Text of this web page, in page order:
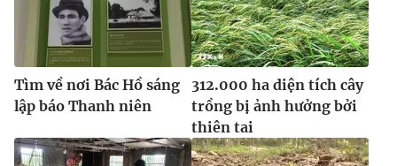
Tìm về nơi Bác Hồ sáng
lập báo Thanh niên
312.000 ha diện tích cây
trồng bị ảnh hưởng bởi
thiên tai